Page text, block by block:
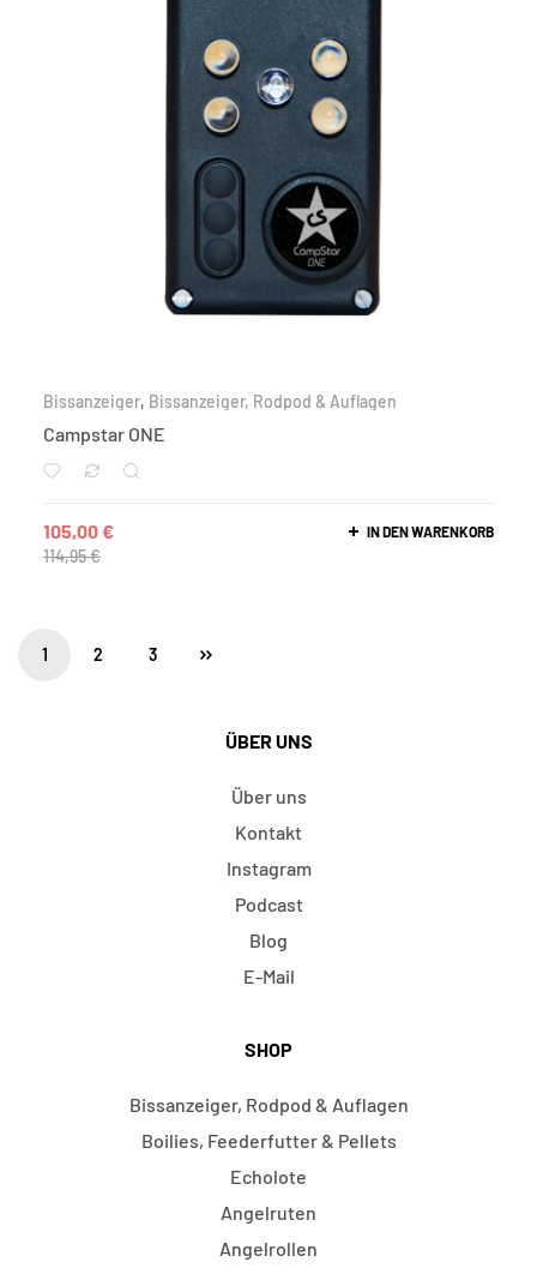
Bissanzeiger, Bissanzeiger, Rodpod & Auflagen
Campstar ONE
114,95€
105,00€ IN DEN WARENKORB
1 2 3
ÜBER UNS
Über uns
Kontakt
Instagram
Podcast
Blog
E-Mail
SHOP
Bissanzeiger, Rodpod & Auflagen
Boilies, Feederfutter & Pellets
Echolote
Angelruten
Angelrollen